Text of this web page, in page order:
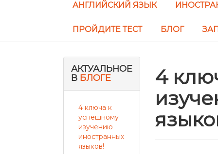
АНГЛИЙСКИЙ ЯЗЫК
ПРОЙДИТЕ ТЕСТ БЛОГ
АКТУАЛЬНОЕ
В БЛОГЕ
4 ключа к
успешному
изучению
иностранных
языков!
4